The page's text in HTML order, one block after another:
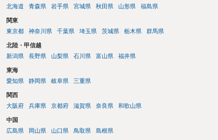
北海道
青森県 岩手県 宮城県 秋田県 山形県 福島県
関東
東京都
神奈川県 千葉県 埼玉県 茨城県 栃木県 群馬県
北陸・甲信越
新潟県
長野県 山梨県 石川県 富山県 福井県
東海
愛知県
静岡県 岐阜県 三重県
関西
大阪府
兵庫県 京都府 滋賀県 奈良県 和歌山県
中国
広島県
岡山県 山口県 鳥取県 島根県